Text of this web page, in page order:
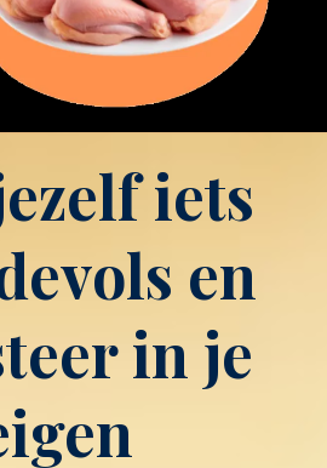
iets
en
in je